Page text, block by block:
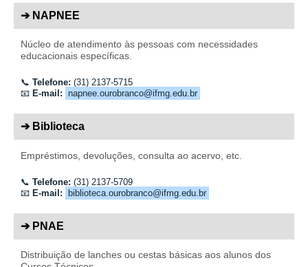
➔ NAPNEE
Núcleo de atendimento às pessoas com necessidades
educacionais específicas.
📞 Telefone: (31) 2137-5715
📧 E-mail: napnee.ourobranco@ifmg.edu.br
➔ Biblioteca
Empréstimos, devoluções, consulta ao acervo, etc.
📞 Telefone: (31) 2137-5709
📧 E-mail: biblioteca.ourobranco@ifmg.edu.br
➔ PNAE
Distribuição de lanches ou cestas básicas aos alunos dos